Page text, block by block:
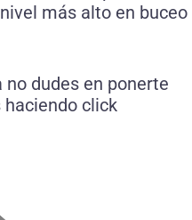
más alto en buceo
dudes en ponerte
click